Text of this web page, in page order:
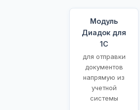
Модуль
Диадок для
1С
для отправки
документов
напрямую из
учетной
системы